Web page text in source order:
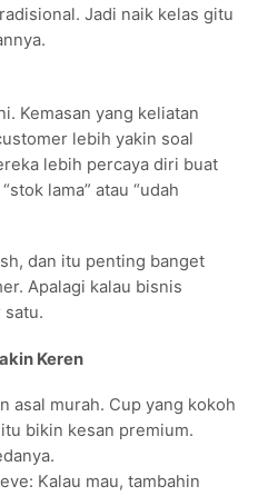
Jadi naik kelas gitu
Kemasan yang keliatan
lebih yakin soal
lebih percaya diri buat
lama” atau “udah
dan itu penting banget
Apalagi kalau bisnis
satu.
Keren
asal murah. Cup yang kokoh
bikin kesan premium.
Kalau mau, tambahin